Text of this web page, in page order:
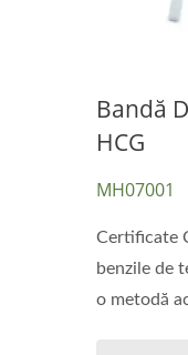
Bandă
HCG
MH07001
Certificate
benzile de
o metodă